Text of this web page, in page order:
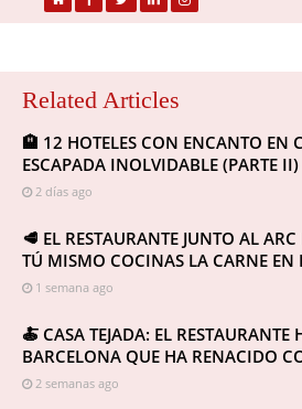
Related Articles
🏨 12 HOTELES CON ENCANTO EN
ESCAPADA INOLVIDABLE (PARTE II)
2 días ago
🥩 EL RESTAURANTE JUNTO AL
TÚ MISMO COCINAS LA CARNE EN
1 semana ago
🍝 CASA TEJADA: EL RESTAURANTE
BARCELONA QUE HA RENACIDO
2 semanas ago